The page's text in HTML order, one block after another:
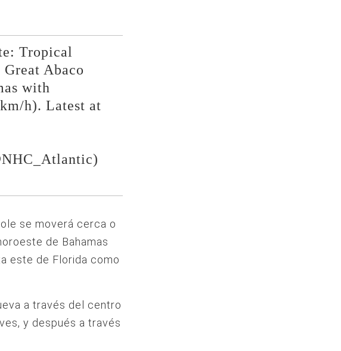
Tropical
Abaco
with
h). Latest at
se moverá cerca o
de Bahamas
este de Florida como
a través del centro
y después a través